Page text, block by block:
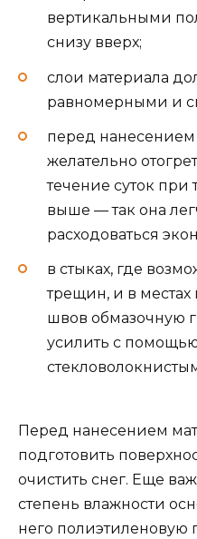
вертикальными
снизу вверх;
слои материала
равномерными и
перед
желательно
течение суток при
выше — так она
расходоваться
в стыках, где
трещин, и в местах
швов обмазочную
усилить с
Перед нанесением
подготовить
очистить снег. Еще
степень влажности
него полиэтиленовую